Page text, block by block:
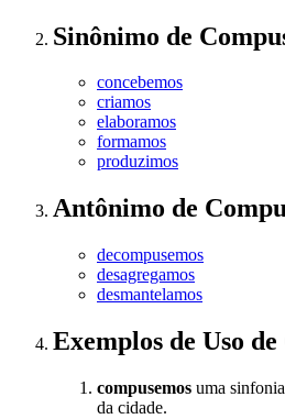
Sinônimo de
concebemos
criamos
elaboramos
formamos
produzimos
Antônimo de
decompusemos
desagregamos
desmantelamos
Exemplos de Uso de
compusemos uma
da cidade.